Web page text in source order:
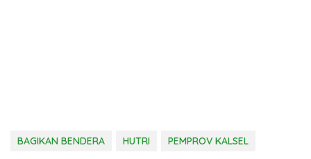
BAGIKAN BENDERA HUTRI PEMPROV KALSEL